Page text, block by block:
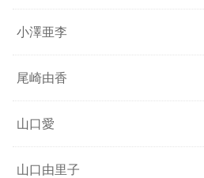
小澤亜李
尾崎由香
山口愛
山口由里子